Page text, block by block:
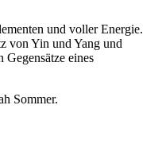
und voller Energie.
von Yin und Yang und
eines
Sommer.